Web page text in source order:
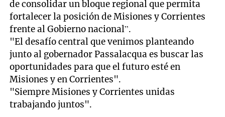
de consolidar un bloque regional que permita
fortalecer la posición de Misiones y Corrientes
frente al Gobierno nacional”.
"El desafío central que venimos planteando
junto al gobernador Passalacqua es buscar las
oportunidades para que el futuro esté en
Misiones y en Corrientes".
"Siempre Misiones y Corrientes unidas
trabajando juntos".